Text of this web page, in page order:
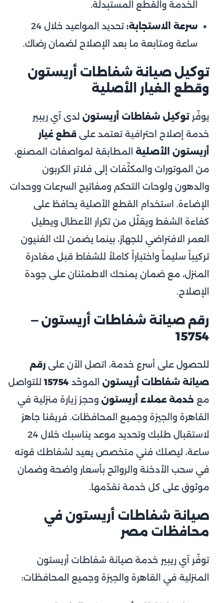
الخدمة والقطع المستبدلة.
سرعة الاستجابة:
تحديد المواعيد خلال 24
ساعة ومتابعة ما بعد الإصلاح لضمان رضاك.
توكيل صيانة شفاطات أريستون
وقطع الغيار الأصلية
يوفّرتوكيل شفاطات أريستون لدى آي ريبير
خدمة إصلاح احترافية تعتمد على قطع غيار
أريستون الأصلية المطابقة لمواصفات المصنع،
من الموتورات والمكثّفات إلى فلاتر الكربون
والدهون ولوحات التحكم ومفاتيح السرعات ووحدات
الإضاءة. استخدام القطع الأصلية يحافظ على
كفاءة الشفط ويقلّل من تكرار الأعطال ويطيل
العمر الافتراضي للجهاز، بينما يضمن لك الفنيون
تركيباً سليماً واختباراً كاملاً للشفاط قبل مغادرة
المنزل، مع ضمان يمنحك الاطمئنان على جودة
الإصلاح.
رقم صيانة شفاطات أريستون —
15754
للحصول على أسرع خدمة، اتصل الآن على رقم
صيانة شفاطات أريستون الموحّد 15754للتواصل
مع خدمة عملاء أريستون وحجز زيارة منزلية في
القاهرة والجيزة وجميع المحافظات. فريقنا جاهز
لاستقبال طلبك وتحديد موعد يناسبك خلال 24
ساعة، ليصلك فني متخصص يعيد لشفاطك قوته
في سحب الأدخنة والروائح بأسعار واضحة وضمان
موثوق على كل خدمة نقدّمها.
صيانة شفاطات أريستون في
محافظات مصر
توفّر آي ريبير خدمة صيانة شفاطات أريستون
المنزلية في القاهرة والجيزة وجميع المحافظات: